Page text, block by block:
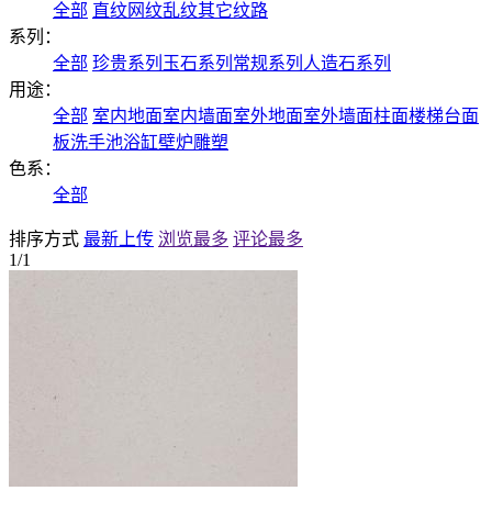
全部 直纹网纹乱纹其它纹路
系列：
全部 珍贵系列 玉石系列 常规系列 人造石系列
用途：
全部 室内地面室内墙面室外地面室外墙面柱面楼梯台面
板洗手池浴缸壁炉雕塑
色系：
全部
排序方式 最新上传 浏览最多 评论最多
1/1